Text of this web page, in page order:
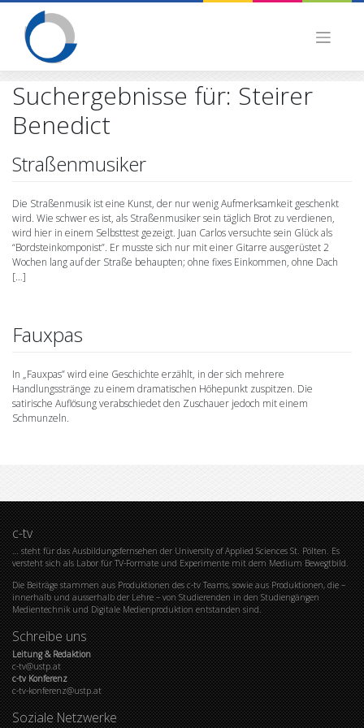
Skip
content
Suchergebnisse für: Steirer
Benedict
Straßenmusiker
Die Straßenmusik ist eine Kunst, der nur wenig Aufmerksamkeit geschenkt
wird. Wie schwer es ist, als Straßenmusiker sein täglich Brot zu verdienen,
wird hier in einem Selbsttest gezeigt. Juan Carlos versuchte sein Glück als
“Bordsteinkomponist”. Er musste sich nur mit einer Gitarre ausgerüstet 2
Wochen lang auf der Straße behaupten; ohne fixes Einkommen, ohne Dach
[…]
Fauxpas
In „Fauxpas” wird eine Geschichte erzählt, in der sich mehrere
Handlungsstränge zu einem dramatischen Höhepunkt zuspitzen. Die
satirische Auflösung verabschiedet den Zuschauer jedoch mit einem
Schmunzeln.
c-tv
… steht für das Ausbildungsfernsehen der University of Applied Sciences St. Pölten. Es
versteht sich als Labor für TV-Formate und Experimente mit dem Medium Bewegtbild.
Die Beiträge stammen aus Produktionen des c-tv Teams, sowie aus Produktionen, die –
innerhalb und ausserhalb der Lehre – von Studierenden in den Studiengängen
Medientechnik und Digitale Medienproduktion entstanden sind.
Schreibe uns
Leitung & Redaktion
c-tv@ustp.at
c-tv Konferenz
c-tv-konferenz@ustp.at
Soziale Netzwerke